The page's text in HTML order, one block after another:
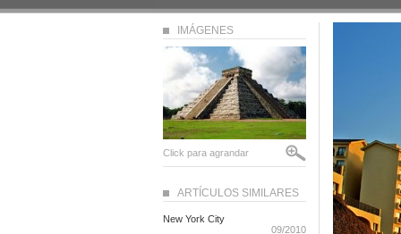
IMÁGENES
Click para agrandar
ARTÍCULOS SIMILARES
New York City
09/2010